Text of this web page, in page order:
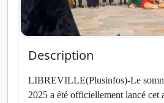
Description
LIBREVILLE(Plusinfos)-Le
2025 a été officiellement lancé cet